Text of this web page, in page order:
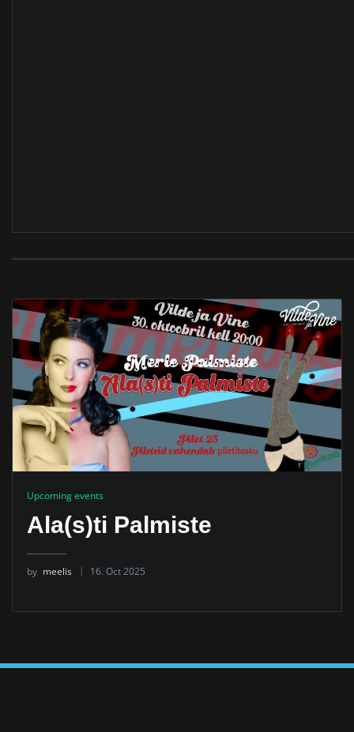
Upcoming events
Ala(s)ti Palmiste
by meelis 16. Oct 2025